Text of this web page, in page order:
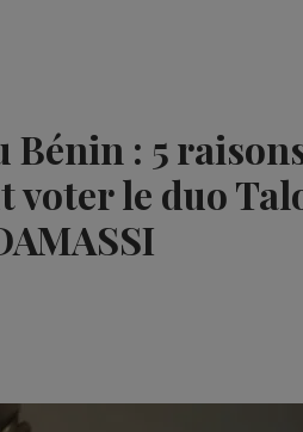
Bénin : 5
voter le duo